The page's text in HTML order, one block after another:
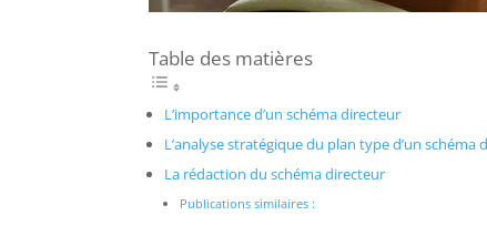
Table des matières
L’importance d’un schéma directeur
L’analyse stratégique du plan type d’un
La rédaction du schéma directeur
Publications similaires :